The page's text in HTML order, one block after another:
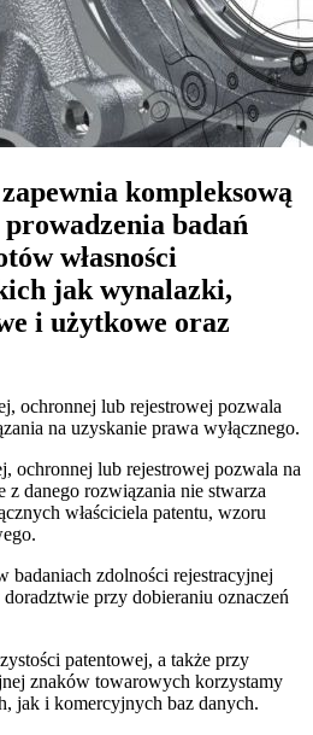
kompleksową
prowadzenia badań
własności
jak wynalazki,
i użytkowe oraz
ochronnej lub rejestrowej pozwala
na uzyskanie prawa wyłącznego.
ochronnej lub rejestrowej pozwala na
z danego rozwiązania nie stwarza
właściciela patentu, wzoru
badaniach zdolności rejestracyjnej
przy dobieraniu oznaczeń
patentowej, a także przy
znaków towarowych korzystamy
jak i komercyjnych baz danych.